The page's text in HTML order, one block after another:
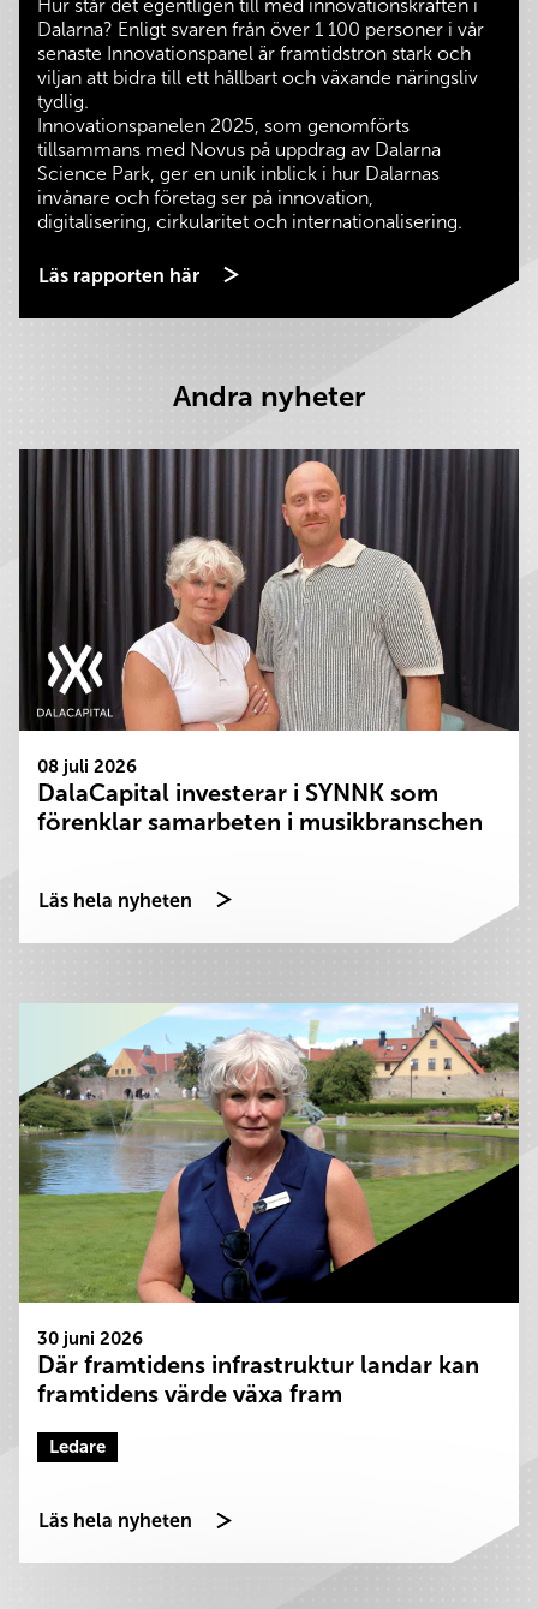
Hur står det egentligen till med innovationskraften i
Dalarna? Enligt svaren från över 1 100 personer i vår
senaste Innovationspanel är framtidstron stark och
viljan att bidra till ett hållbart och växande näringsliv
tydlig.
Innovationspanelen 2025, som genomförts
tillsammans med Novus på uppdrag av Dalarna
Science Park, ger en unik inblick i hur Dalarnas
invånare och företag ser på innovation,
digitalisering, cirkularitet och internationalisering.
Läs rapporten här
Andra nyheter
08 juli 2026
DalaCapital investerar i SYNNK som
förenklar samarbeten i musikbranschen
Läs hela nyheten
30 juni 2026
Där framtidens infrastruktur landar kan
framtidens värde växa fram
Ledare
Läs hela nyheten